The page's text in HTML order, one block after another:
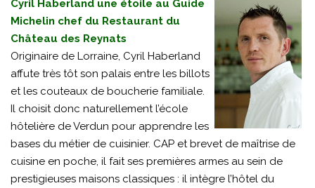
Cyril Haberland une étoile au Guide
Michelin chef du Restaurant du
Château des Reynats
Originaire de Lorraine, Cyril Haberland
affute très tôt son palais entre les billots
et les couteaux de boucherie familiale.
Il choisit donc naturellement l’école
hôtelière de Verdun pour apprendre les
bases du métier de cuisinier. CAP et brevet de maîtrise de
cuisine en poche, il fait ses premières armes au sein de
prestigieuses maisons classiques : il intègre l’hôtel du